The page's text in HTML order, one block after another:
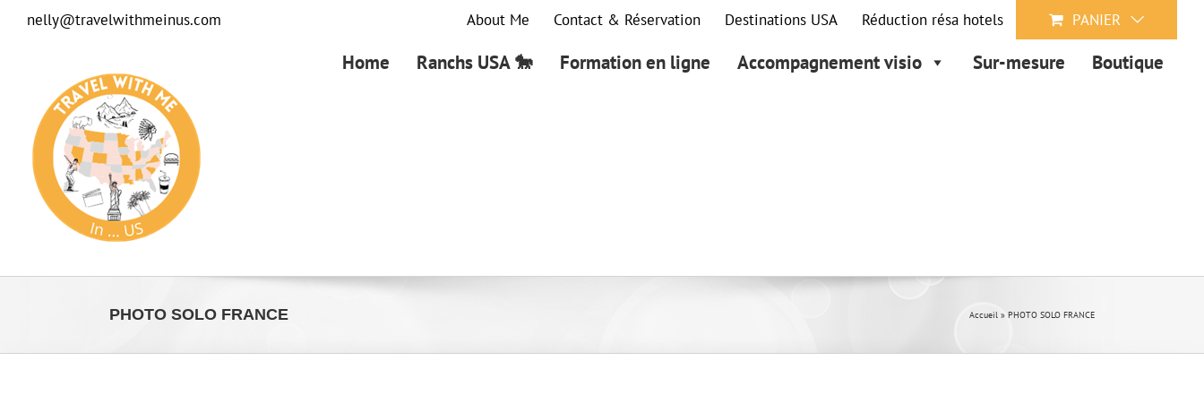
nelly@travelwithmeinus.com About Me Contact & Réservation Destinations USA Réduction résa hotels PANIER
Home Ranchs USA 🐎 Formation en ligne Accompagnement visio Sur-mesure Boutique
PHOTO SOLO FRANCE Accueil » PHOTO SOLO FRANCE